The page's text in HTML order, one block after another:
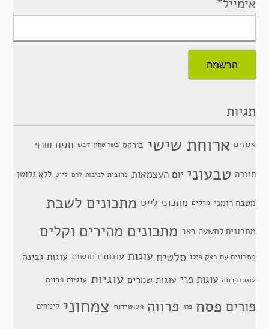
אימייל*
תגיות
אגוזים ארוחת שישי בורקס בשר טחון דבש חגים חורף
חנוכה טבעוני יום העצמאות כרובית לביבות לחם לייט ללא גלוטן
מטבח רומני מרקים מתכוני לייט מתכונים לשבת
מתכונים לתשעה באב מתכונים מהירים וקלים
מתכונים עם בצק פילו סלטים עוגות עוגות בחושות עוגות גבינה
עוגות פרווה עוגות פרי עוגות שמרים עוגיות עוגיות פרווה
פורים פסח פרג פרווה פשטידות צמחוני קינוחים